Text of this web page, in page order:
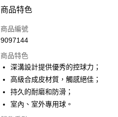
付款方式
信用卡一次付款
Apple Pay
運送方式
全家取貨付款
商品特色
商品編號
9097144
商品特色
深溝設計提供優秀的控球力；
高級合成皮材質，觸感絕佳；
持久的耐磨和防滑；
室內、室外專用球。